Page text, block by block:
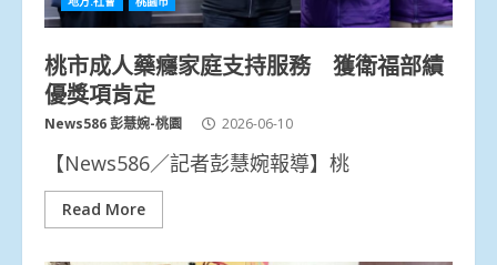
桃市成人藥癮家庭支持服務 獲衛福部績
優獎項肯定
News586 彭慧婉-桃園 2026-06-10
【News586／記者彭慧婉報導】桃
Read More